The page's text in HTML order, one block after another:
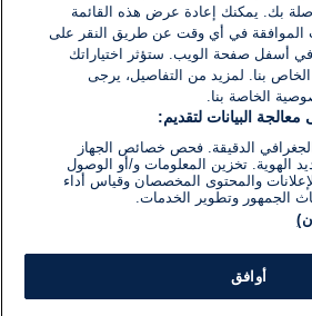
صلة بك. يمكنك إعادة عرض هذه القائمة
الموافقة في أي وقت عن طريق النقر على
في أسفل صفحة الويب. ستؤثر اختياراتك
الخاص بنا. لمزيد من التفاصيل، يرجى
الخاصة بنا.
البيانات لتقديم:
الدقيقة. فحص خصائص الجهاز
الهوية. تخزين المعلومات و/أو الوصول
والمحتوى المخصصان وقياس أداء
الجمهور وتطوير الخدمات.
أوافق